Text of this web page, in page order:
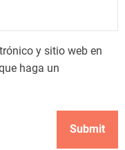
y sitio web en
haga un